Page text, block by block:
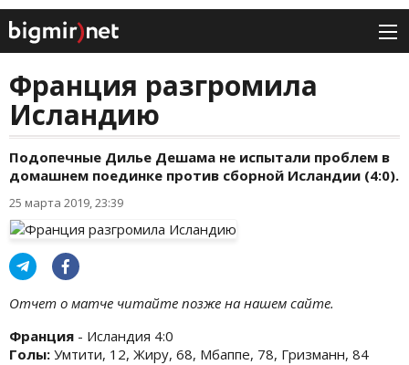
Франция разгромила
Исландию
Подопечные Дилье Дешама не испытали проблем в
домашнем поединке против сборной Исландии (4:0).
25 марта 2019, 23:39
Отчет о матче читайте позже на нашем сайте.
Франция - Исландия 4:0
Голы: Умтити, 12, Жиру, 68, Мбаппе, 78, Гризманн, 84